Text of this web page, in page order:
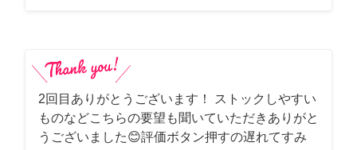
2回目ありがとうございます！ ストックしやすい
ものなどこちらの要望も聞いていただきありがと
うございました😊評価ボタン押すの遅れてすみ